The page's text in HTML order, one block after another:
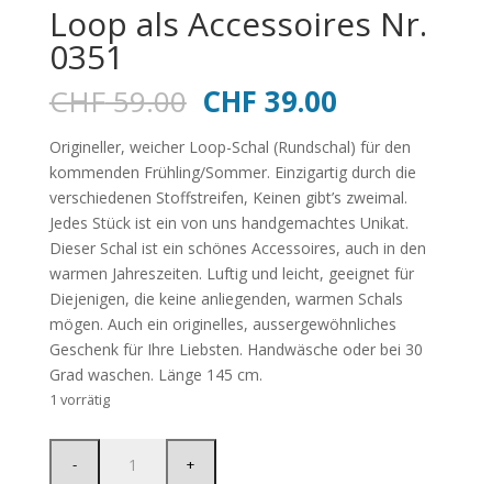
Loop als Accessoires Nr.
0351
CHF59.00 Ursprünglicher
Preis
war:
CHF 59.00
CHF 39.00Aktueller
ist:
CHF 39.00.
Origineller, weicher Loop-Schal (Rundschal) für den
kommenden Frühling/Sommer. Einzigartig durch die
verschiedenen Stoffstreifen, Keinen gibt’s zweimal.
Jedes Stück ist ein von uns handgemachtes Unikat.
Dieser Schal ist ein schönes Accessoires, auch in den
warmen Jahreszeiten. Luftig und leicht, geeignet für
Diejenigen, die keine anliegenden, warmen Schals
mögen. Auch ein originelles, aussergewöhnliches
Geschenk für Ihre Liebsten. Handwäsche oder bei 30
Grad waschen. Länge 145 cm.
1 vorrätig